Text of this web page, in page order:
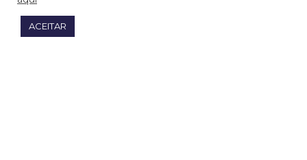
ACEITAR